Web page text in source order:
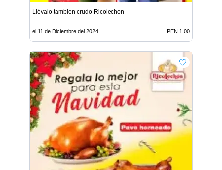
Llévalo tambien crudo Ricolechon
el 11 de Diciembre del 2024 PEN 1.00